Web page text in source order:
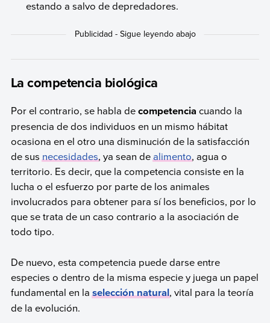
estando a salvo de depredadores.
La competencia biológica
Por el contrario, se habla decompetencia cuando la
presencia de dos individuos en un mismo hábitat
ocasiona en el otro una disminución de la satisfacción
de susnecesidades, ya sean dealimento, agua o
territorio. Es decir, que la competencia consiste en la
lucha o el esfuerzo por parte de los animales
involucrados para obtener para sí los beneficios, por lo
que se trata de un caso contrario a la asociación de
todo tipo.
De nuevo, esta competencia puede darse entre
especies o dentro de la misma especie y juega un papel
fundamental en laselección natural, vital para la teoría
de la evolución.